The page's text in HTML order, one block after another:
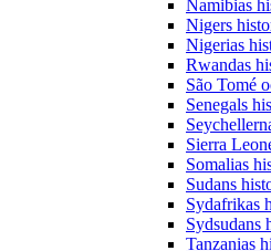
Namibias
Nigers
Nigerias
Rwandas
São Tomé
Senegals
Sierra
Somalias
Sudans
Sydafrikas
Sydsudans
Tanzanias